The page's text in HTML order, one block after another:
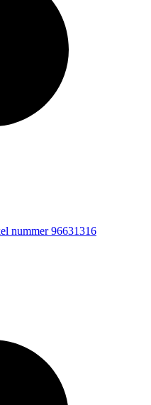
nummer 96631316